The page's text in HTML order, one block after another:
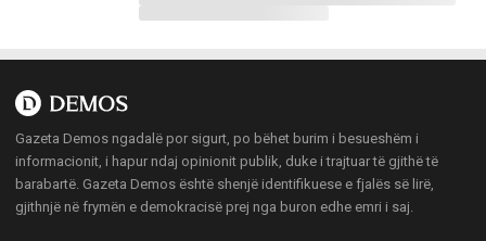
Gazeta Demos ngadalë por sigurt, po bëhet burim i besueshëm i
informacionit, i hapur ndaj opinionit publik, duke i trajtuar të gjithë të
barabartë. Gazeta Demos është shenjë identifikuese e fjalës së lirë,
gjithnjë në frymën e demokracisë prej nga buron edhe emri i saj.